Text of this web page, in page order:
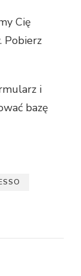
Cię
Pobierz
i
bazę